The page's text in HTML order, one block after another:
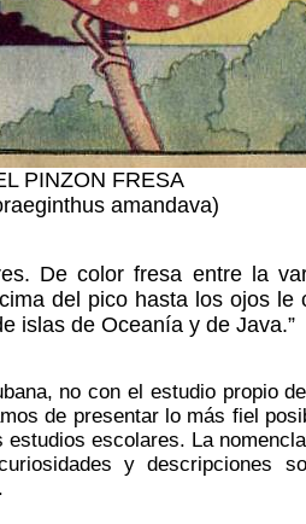
PINZON FRESA
amandava)
De color fresa entre la
del pico hasta los ojos
islas de Oceanía y de Java.”
no con el estudio propio
de presentar lo más fiel
escolares. La
y descripciones